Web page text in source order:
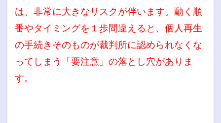
は、非常に大きなリスクが伴います。動く順
番やタイミングを１歩間違えると、個人再生
の手続きそのものが裁判所に認められなくな
ってしまう「要注意」の落とし穴がありま
す。